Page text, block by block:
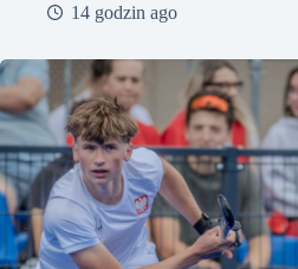
14 godzin ago